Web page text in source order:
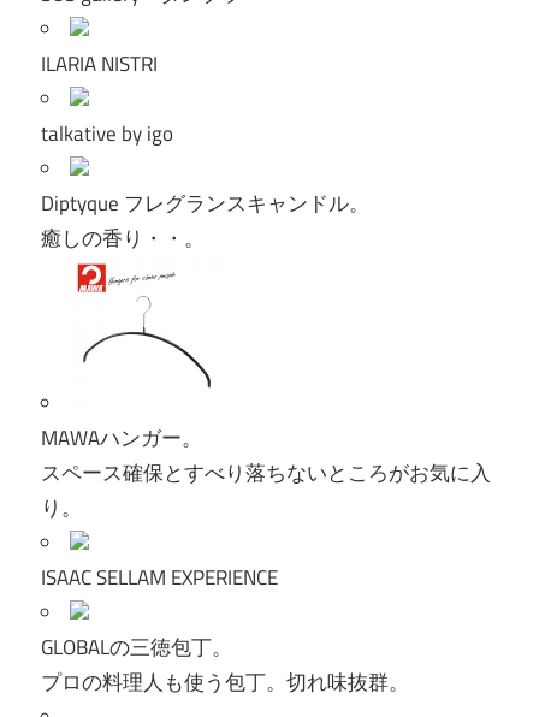
ILARIA NISTRI
talkative by igo
Diptyque フレグランスキャンドル。
癒しの香り・・。
MAWAハンガー。
スペース確保とすべり落ちないところがお気に入
り。
ISAAC SELLAM EXPERIENCE
GLOBALの三徳包丁。
プロの料理人も使う包丁。切れ味抜群。